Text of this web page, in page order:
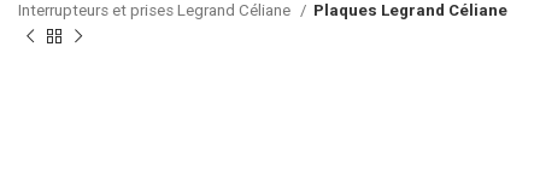
Interrupteurs et prises Legrand Céliane
Plaques Legrand Céliane